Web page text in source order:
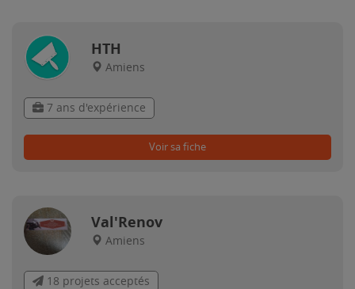
HTH
Amiens
7 ans d'expérience
Voir sa fiche
Val'Renov
Amiens
18 projets acceptés